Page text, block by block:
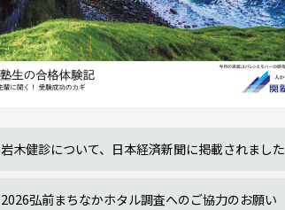
岩木健診について、日本経済新聞に掲載されました
2026弘前まちなかホタル調査へのご協力のお願い